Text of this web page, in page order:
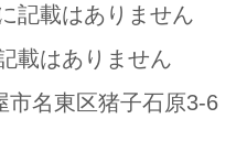
記載はありません
載はありません
市名東区猪子石原3-6